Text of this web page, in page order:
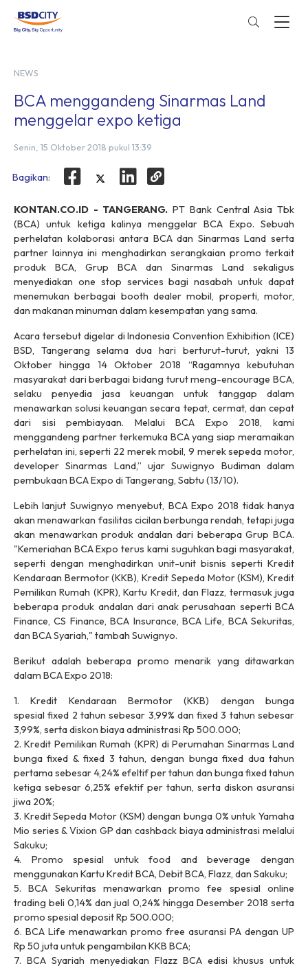
NEWS
BCA menggandeng Sinarmas Land
menggelar expo ketiga
Senin, 15 Oktober 2018 pukul 13:39
Bagikan:
KONTAN.CO.ID - TANGERANG.PT Bank Central Asia Tbk
(BCA) untuk ketiga kalinya menggelar BCA Expo. Sebuah
perhelatan kolaborasi antara BCA dan Sinarmas Land serta
partner lainnya ini menghadirkan serangkaian promo terkait
produk BCA, Grup BCA dan Sinarmas Land sekaligus
menyediakan one stop servicesbagi nasabah untuk dapat
menemukan berbagai booth dealer mobil, properti, motor,
dan makanan minuman dalam kesempatan yang sama.
Acara tersebut digelar di Indonesia Convention Exhibition (ICE)
BSD, Tangerang selama dua hari berturut-turut, yakni 13
Oktober hingga 14 Oktober 2018 “Ragamnya kebutuhan
masyarakat dari berbagai bidang turut meng-encourageBCA,
selaku penyedia jasa keuangan untuk tanggap dalam
menawarkan solusi keuangan secara tepat, cermat, dan cepat
dari sisi pembiayaan. Melalui BCA Expo 2018, kami
menggandeng partner terkemuka BCA yang siap meramaikan
perhelatan ini, seperti 22 merek mobil, 9 merek sepeda motor,
developer Sinarmas Land,” ujar Suwignyo Budiman dalam
pembukaan BCA Expo di Tangerang, Sabtu (13/10).
Lebih lanjut Suwignyo menyebut, BCA Expo 2018 tidak hanya
akan menawarkan fasilitas cicilan berbunga rendah, tetapi juga
akan menawarkan produk andalan dari beberapa Grup BCA.
"Kemeriahan BCA Expo terus kami suguhkan bagi masyarakat,
seperti dengan menghadirkan unit-unit bisnis seperti Kredit
Kendaraan Bermotor (KKB), Kredit Sepeda Motor (KSM), Kredit
Pemilikan Rumah (KPR), Kartu Kredit, dan Flazz, termasuk juga
beberapa produk andalan dari anak perusahaan seperti BCA
Finance, CS Finance, BCA Insurance, BCA Life, BCA Sekuritas,
dan BCA Syariah," tambah Suwignyo.
Berikut adalah beberapa promo menarik yang ditawarkan
dalam BCA Expo 2018:
1. Kredit Kendaraan Bermotor (KKB) dengan bunga
spesialfixed 2 tahun sebesar 3,99% danfixed 3 tahun sebesar
3,99%, serta diskon biaya administrasi Rp 500.000;
2. Kredit Pemilikan Rumah (KPR) di Perumahan Sinarmas Land
bungafixed &fixed 3 tahun, dengan bungafixed dua tahun
pertama sebesar 4,24% efeltif per tahun dan bungafixedtahun
ketiga sebesar 6,25% efektif per tahun, serta diskon asuransi
jiwa 20%;
3. Kredit Sepeda Motor (KSM) dengan bunga 0% untuk Yamaha
Mio series & Vixion GP dan cashback biaya administrasi melalui
Sakuku;
4. Promo spesial untukfood and beveragedengan
menggunakan Kartu Kredit BCA, Debit BCA, Flazz, dan Sakuku;
5. BCA Sekuritas menawarkan promofee spesialonline
tradingbeli 0,14% dan jual 0,24% hingga Desember 2018 serta
promo spesial deposit Rp 500.000;
6. BCA Life menawarkan promo free asuransi PA dengan UP
Rp 50 juta untuk pengambilan KKB BCA;
7. BCA Syariah menyediakan Flazz BCA edisi khusus untuk